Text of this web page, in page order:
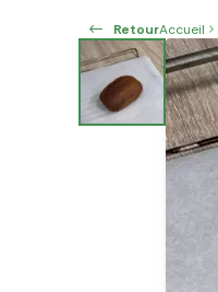
RetourAccueil